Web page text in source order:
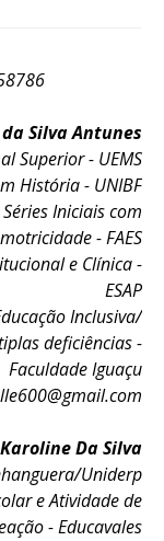
Silva Antunes
Superior - UEMS
História - UNIBF
Iniciais com
- FAES
e Clínica -
ESAP
Inclusiva/
deficiências -
Faculdade Iguaçu
Da Silva
Uniderp
e Atividade de
- Educavales